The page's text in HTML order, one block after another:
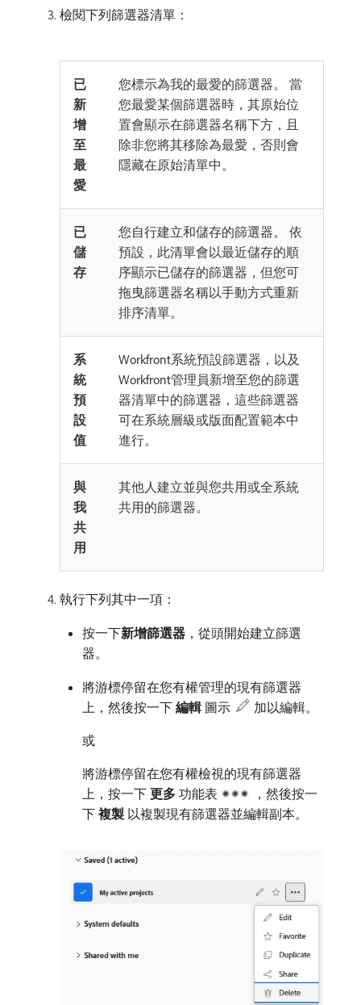
檢閱下列篩選器清單：
已
新
增
至
最
愛
您標示為我的最愛的篩選器。 當
您最愛某個篩選器時，其原始位
置會顯示在篩選器名稱下方，且
除非您將其移除為最愛，否則會
隱藏在原始清單中。
已
儲
存
您自行建立和儲存的篩選器。 依
預設，此清單會以最近儲存的順
序顯示已儲存的篩選器，但您可
拖曳篩選器名稱以手動方式重新
排序清單。
系
統
預
設
值
Workfront系統預設篩選器，以及
Workfront管理員新增至您的篩選
器清單中的篩選器，這些篩選器
可在系統層級或版面配置範本中
進行。
與
我
共
用
其他人建立並與您共用或全系統
共用的篩選器。
執行下列其中一項：
按一下​新增篩選器 ，從頭開始建立篩選
器。
將游標停留在您有權管理的現有篩選器
上，然後按一下​ 編輯​圖示 加以編輯。
或
將游標停留在您有權檢視的現有篩選器
上，按一下​ 更多 ​功能表
，然後按一
下​ 複製 ​以複製現有篩選器並編輯副本。